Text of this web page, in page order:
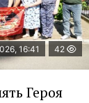
16:41 42
Героя